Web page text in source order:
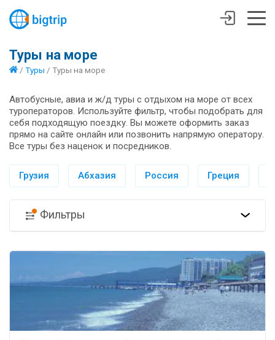
Туры на море
/ Туры / Туры на море
Автобусные, авиа и ж/д туры с отдыхом на море от всех
туроператоров. Используйте фильтр, чтобы подобрать для
себя подходящую поездку. Вы можете оформить заказ
прямо на сайте онлайн или позвонить напрямую оператору.
Все туры без наценок и посредников.
Грузия Абхазия Россия Греция
Фильтры